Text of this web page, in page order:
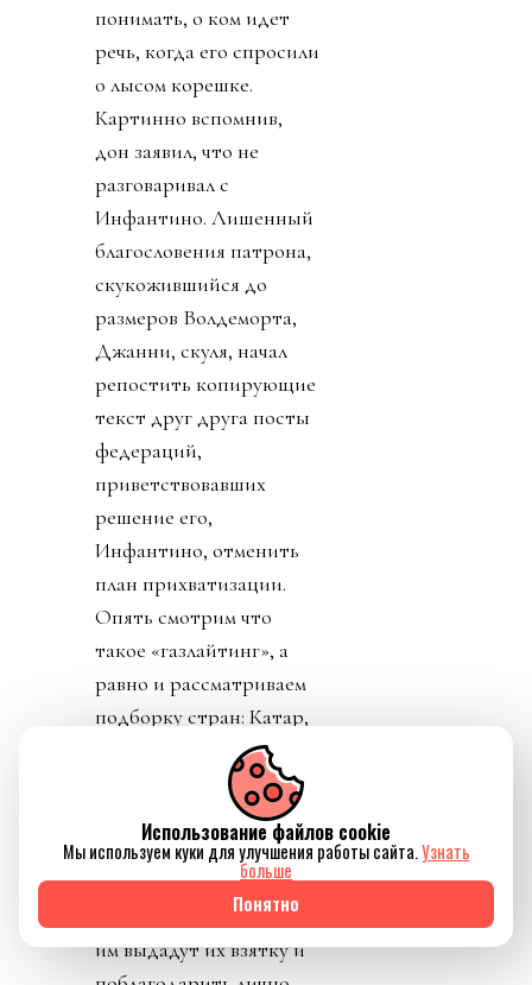
понимать, о ком идет
речь, когда его спросили
о лысом корешке.
Картинно вспомнив,
дон заявил, что не
разговаривал с
Инфантино. Лишенный
благословения патрона,
скукожившийся до
размеров Волдеморта,
Джанни, скуля, начал
репостить копирующие
текст друг друга посты
федераций,
приветствовавших
решение его,
Инфантино, отменить
план прихватизации.
Опять смотрим что
такое «газлайтинг», а
равно и рассматриваем
подборку стран: Катар,
ОАЭ, Бутан, Шри
Ланка, Марокко.
Федерация футбола
Конго пришла тоже
уточнить, где за
поддержку Инфантино
им выдадут их взятку и
Использование файлов cookie
Мы используем куки для улучшения работы сайта.Узнать
больше
Понятно